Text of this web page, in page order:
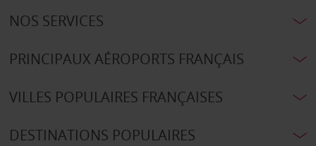
NOS SERVICES
PRINCIPAUX AÉROPORTS FRANÇAIS
VILLES POPULAIRES FRANÇAISES
DESTINATIONS POPULAIRES